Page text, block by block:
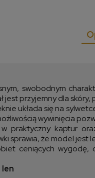
swobodnym
jest przyjemny dla
układa się na
wywinięcia
praktyczny kaptur
sprawia, że model jest
ceniących
len